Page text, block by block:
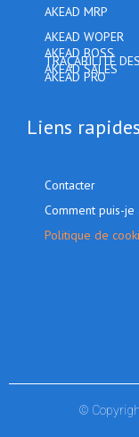
AKEAD MRP
AKEAD WOPER
AKEAD BOSS
TRAÇABILITÉ
AKEAD SALES
AKEAD PRO
Liens rapides
Contacter
Comment puis-je
Politique de
©